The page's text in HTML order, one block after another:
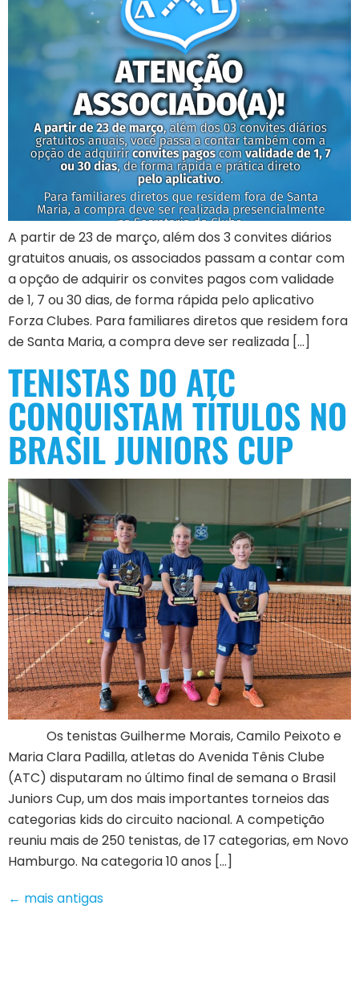
A partir de 23 de março, além dos 3 convites diários
gratuitos anuais, os associados passam a contar com
a opção de adquirir os convites pagos com validade
de 1, 7 ou 30 dias, de forma rápida pelo aplicativo
Forza Clubes. Para familiares diretos que residem fora
de Santa Maria, a compra deve ser realizada […]
TENISTAS DO ATC
CONQUISTAM TÍTULOS NO
BRASIL JUNIORS CUP
Os tenistas Guilherme Morais, Camilo Peixoto e
Maria Clara Padilla, atletas do Avenida Tênis Clube
(ATC) disputaram no último final de semana o Brasil
Juniors Cup, um dos mais importantes torneios das
categorias kids do circuito nacional. A competição
reuniu mais de 250 tenistas, de 17 categorias, em Novo
Hamburgo. Na categoria 10 anos […]
← mais antigas